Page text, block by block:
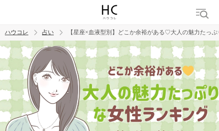
トレンド ワード
ハウコレ 占い 【星座×血液型別】どこか余裕がある♡大人の魅力たっ